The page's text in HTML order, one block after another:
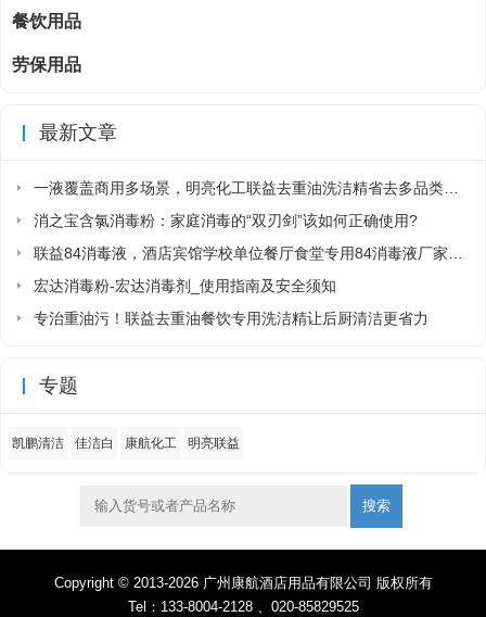
餐饮用品
劳保用品
最新文章
消之宝含氯消毒粉：家庭消毒的“双刃剑”该如何正确使用?
宏达消毒粉-宏达消毒剂_使用指南及安全须知
专治重油污！联益去重油餐饮专用洗洁精让后厨清洁更省力
专题
凯鹏清洁 佳洁白 康航化工 明亮联益
搜索
Copyright © 2013-2026 广州康航酒店用品有限公司 版权所有
Tel：133-8004-2128 、020-85829525